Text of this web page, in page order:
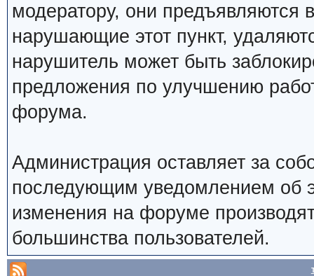
модератору, они
нарушающие этот пункт,
нарушитель может быть
предложения по улучшению
форума.
Администрация оставляет за
последующим уведомлением об
изменения на форуме
большинства пользователей.